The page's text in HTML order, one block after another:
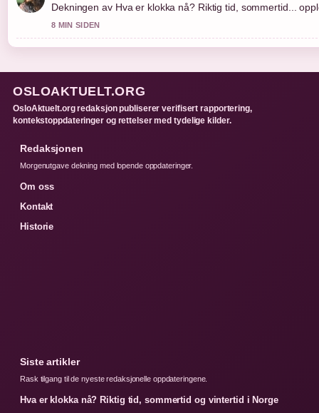
Dekningen av Hva er klokka nå? Riktig tid, sommertid...
8 MIN SIDEN
OSLOAKTUELT.ORG
OsloAktuelt.org redaksjon publiserer verifisert rapportering,
kontekstoppdateringer og rettelser med tydelige kilder.
Redaksjonen
Morgenutgave dekning med lopende oppdateringer.
Om oss
Kontakt
Historie
Siste artikler
Rask tilgang til de nyeste redaksjonelle oppdateringene.
Hva er klokka nå? Riktig tid, sommertid og vintertid i Norge